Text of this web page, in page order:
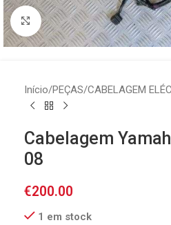
Click to enlarge
Início/PEÇAS/CABELAGEM
Cabelagem
08
€200.00
1 em stock